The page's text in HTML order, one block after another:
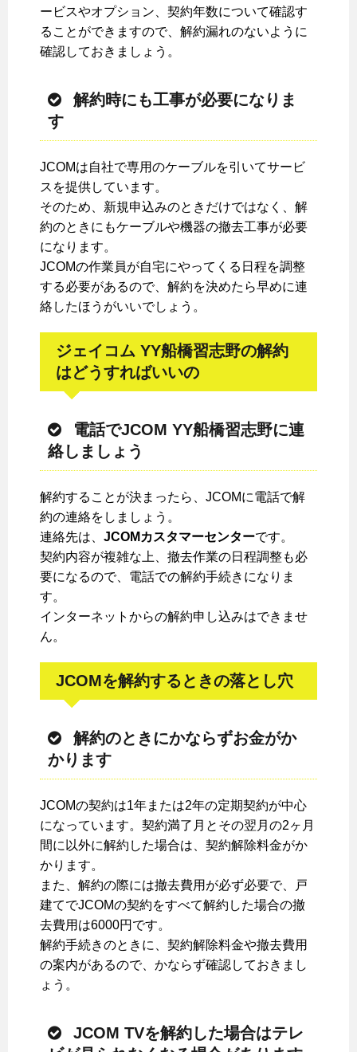
ービスやオプション、契約年数について確認す
ることができますので、解約漏れのないように
確認しておきましょう。
解約時にも工事が必要になりま
す
JCOMは自社で専用のケーブルを引いてサービ
スを提供しています。
そのため、新規申込みのときだけではなく、解
約のときにもケーブルや機器の撤去工事が必要
になります。
JCOMの作業員が自宅にやってくる日程を調整
する必要があるので、解約を決めたら早めに連
絡したほうがいいでしょう。
ジェイコム YY船橋習志野の解約
はどうすればいいの
電話でJCOM YY船橋習志野に連
絡しましょう
解約することが決まったら、JCOMに電話で解
約の連絡をしましょう。
連絡先は、 JCOMカスタマーセンターです。
契約内容が複雑な上、撤去作業の日程調整も必
要になるので、電話での解約手続きになりま
す。
インターネットからの解約申し込みはできませ
ん。
JCOMを解約するときの落とし穴
解約のときにかならずお金がか
かります
JCOMの契約は1年または2年の定期契約が中心
になっています。契約満了月とその翌月の2ヶ月
間に以外に解約した場合は、契約解除料金がか
かります。
また、解約の際には撤去費用が必ず必要で、戸
建てでJCOMの契約をすべて解約した場合の撤
去費用は6000円です。
解約手続きのときに、契約解除料金や撤去費用
の案内があるので、かならず確認しておきまし
ょう。
JCOM TVを解約した場合はテレ